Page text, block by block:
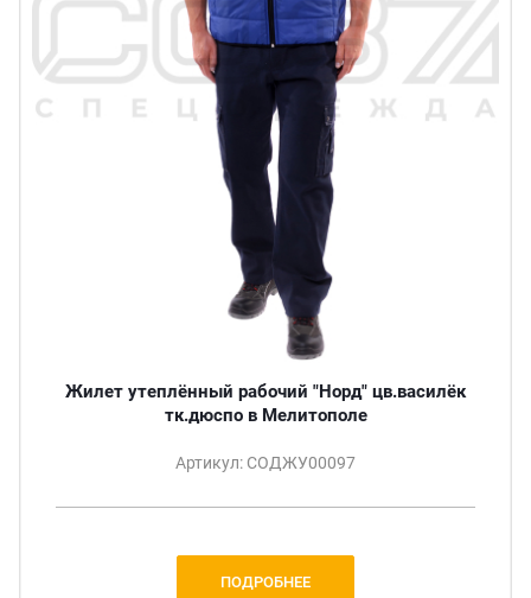
Жилет утеплённый рабочий "Норд" цв.василёк
тк.дюспо в Мелитополе
Артикул: СОДЖУ00097
ПОДРОБНЕЕ